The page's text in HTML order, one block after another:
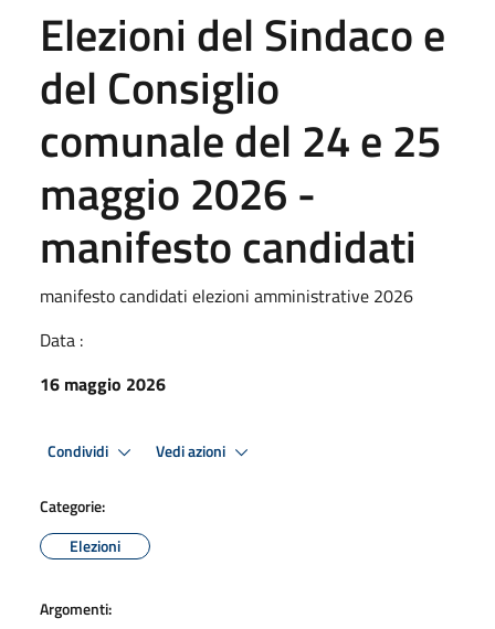
Elezioni del Sindaco e
del Consiglio
comunale del 24 e 25
maggio 2026 -
manifesto candidati
manifesto candidati elezioni amministrative 2026
Data :
16 maggio 2026
Condividi Vedi azioni
Categorie:
Elezioni
Argomenti: